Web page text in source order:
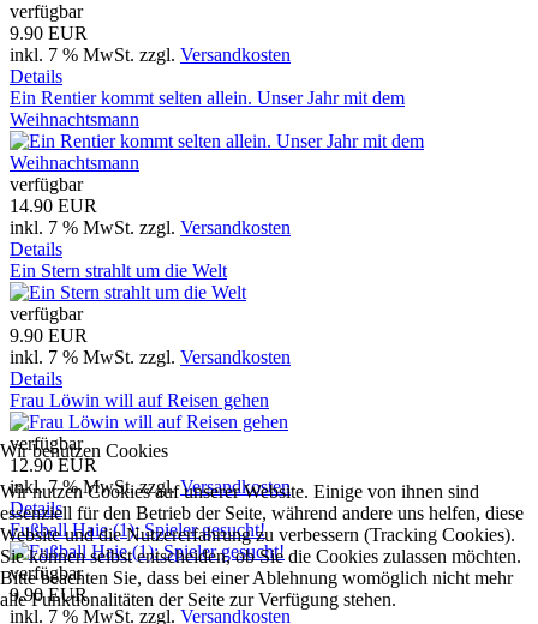
verfügbar
9.90 EUR
inkl. 7 % MwSt. zzgl. Versandkosten
Details
Ein Rentier kommt selten allein. Unser Jahr mit dem
Weihnachtsmann
verfügbar
14.90 EUR
inkl. 7 % MwSt. zzgl. Versandkosten
Details
Ein Stern strahlt um die Welt
verfügbar
9.90 EUR
inkl. 7 % MwSt. zzgl. Versandkosten
Details
Frau Löwin will auf Reisen gehen
verfügbar
12.90 EUR
inkl. 7 % MwSt. zzgl.Versandkosten
Details
Fußball Haie (1): Spieler gesucht!
verfügbar
9.90 EUR
inkl. 7 % MwSt. zzgl. Versandkosten
Wir benutzen Cookies
Wir nutzen Cookies auf unserer Website. Einige von ihnen sind
essenziell für den Betrieb der Seite, während andere uns helfen, diese
Website und die Nutzererfahrung zu verbessern (Tracking Cookies).
Sie können selbst entscheiden, ob Sie die Cookies zulassen möchten.
Bitte beachten Sie, dass bei einer Ablehnung womöglich nicht mehr
alle Funktionalitäten der Seite zur Verfügung stehen.